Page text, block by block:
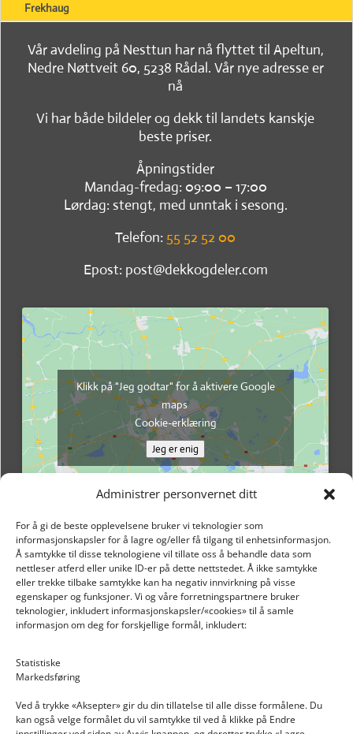
Administrer personvernet ditt
For å gi de beste opplevelsene bruker vi teknologier som
informasjonskapsler for å lagre og/eller få tilgang til enhetsinformasjon.
Å samtykke til disse teknologiene vil tillate oss å behandle data som
nettleser atferd eller unike ID-er på dette nettstedet. Å ikke samtykke
eller trekke tilbake samtykke kan ha negativ innvirkning på visse
egenskaper og funksjoner. Vi og våre forretningspartnere bruker
teknologier, inkludert informasjonskapsler/«cookies» til å samle
informasjon om deg for forskjellige formål, inkludert:
Statistiske
Markedsføring
Ved å trykke «Aksepter» gir du din tillatelse til alle disse formålene. Du
kan også velge formålet du vil samtykke til ved å klikke på Endre
Frekhaug
Vår avdeling på Nesttun har nå flyttet til Apeltun,
Nedre Nøttveit 60, 5238 Rådal. Vår nye adresse er
nå
Vi har både bildeler og dekk til landets kanskje
beste priser.
Åpningstider
Mandag-fredag: 09:00 – 17:00
Lørdag: stengt, med unntak i sesong.
Telefon: 55 52 52 00
Epost: post@dekkogdeler.com
Klikk på "Jeg godtar" for å aktivere Google
maps
Cookie-erklæring
Jeg er enig